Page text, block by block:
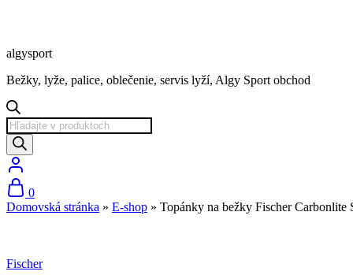
algysport
Bežky, lyže, palice, oblečenie, servis lyží, Algy Sport obchod
Products
search
0
Domovská stránka » E-shop » Topánky na bežky Fischer Carbonlite
Fischer